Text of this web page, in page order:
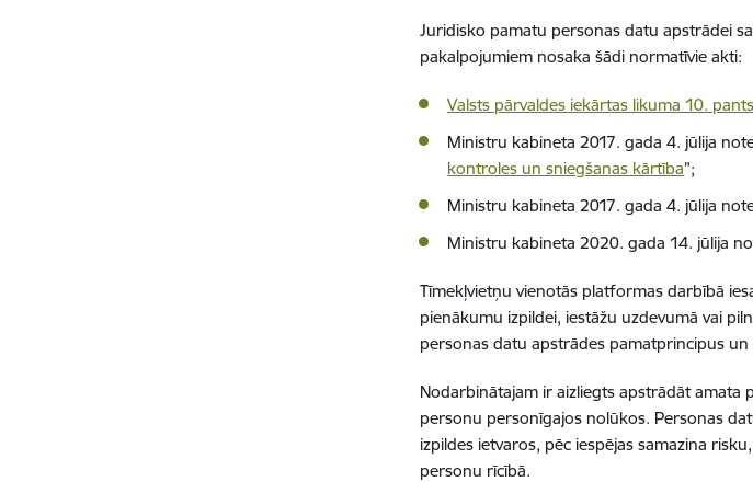
Juridisko pamatu personas datu apstrādei
pakalpojumiem nosaka šādi normatīvie akti:
Valsts pārvaldes iekārtas likuma 10. pants
Ministru kabineta 2017. gada 4. jūlija
kontroles un sniegšanas kārtība”;
Ministru kabineta 2017. gada 4. jūlija
Ministru kabineta 2020. gada 14. jūlija
Tīmekļvietņu vienotās platformas darbībā
pienākumu izpildei, iestāžu uzdevumā vai
personas datu apstrādes pamatprincipus
Nodarbinātajam ir aizliegts apstrādāt amata
personu personīgajos nolūkos. Personas
izpildes ietvaros, pēc iespējas samazina
personu rīcībā.